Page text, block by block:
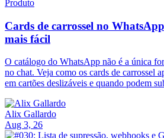
Produto
Cards de carrossel no
mais fácil
O catálogo do WhatsApp não é a única
no chat. Veja como os cards de carrossel
em cartões deslizáveis e quando podem
Alix Gallardo
Aug 3, 26